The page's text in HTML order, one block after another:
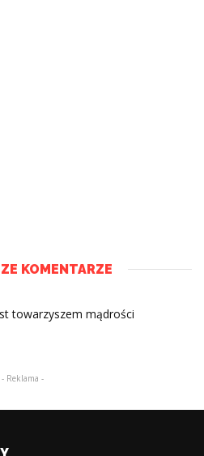
KOMENTARZE
towarzyszem mądrości
- Reklama -